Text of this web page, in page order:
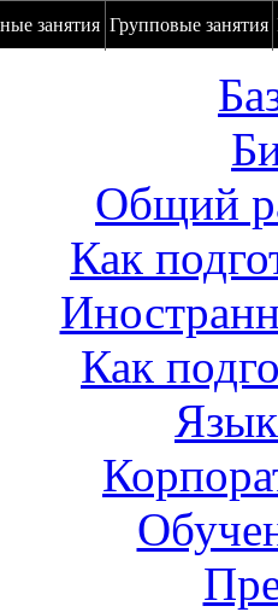
занятия Групповые занятия
Общий
Как
Как